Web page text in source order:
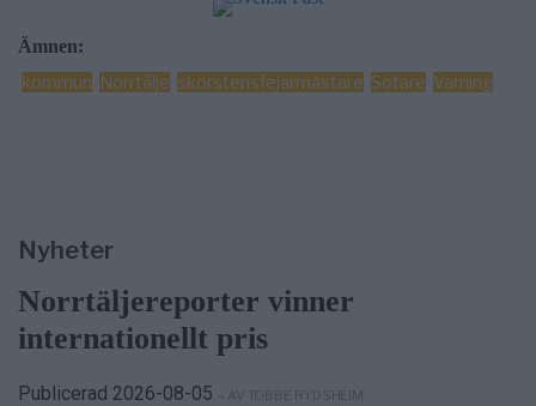
Ämnen:
kommun Norrtälje skorstensfejarmästare Sotare Varning
Nyheter
Norrtäljereporter vinner
internationellt pris
Publicerad 2026-08-05 – AV TOBBE RYDSHEIM